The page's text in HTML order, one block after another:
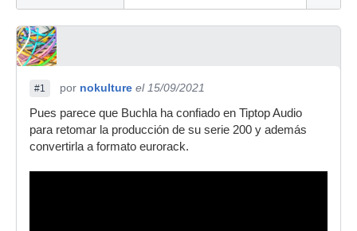
#1 por nokulture el 15/09/2021
Pues parece que Buchla ha confiado en Tiptop Audio
para retomar la producción de su serie 200 y además
convertirla a formato eurorack.